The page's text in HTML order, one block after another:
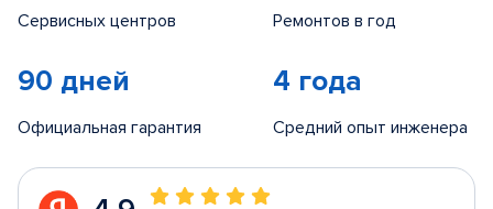
Сервисных центров Ремонтов в год
90 дней
Официальная гарантия
4 года
Средний опыт инженера